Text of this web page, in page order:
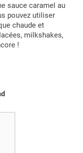
sauce caramel au
pouvez utiliser
chaude et
milkshakes,
!